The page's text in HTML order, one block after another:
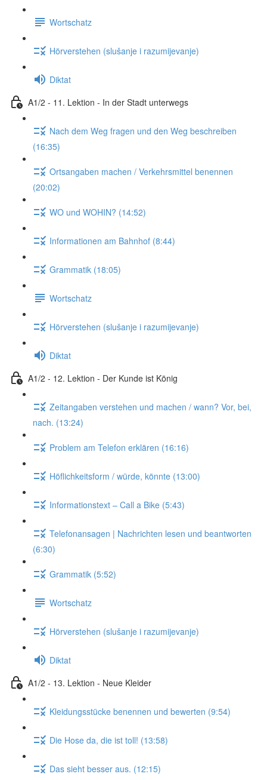
Wortschatz
Hörverstehen (slušanje i razumijevanje)
Diktat
A1/2 - 11. Lektion - In der Stadt unterwegs
Nach dem Weg fragen und den Weg beschreiben
(16:35)
Ortsangaben machen / Verkehrsmittel benennen
(20:02)
WO und WOHIN? (14:52)
Informationen am Bahnhof (8:44)
Grammatik (18:05)
Wortschatz
Hörverstehen (slušanje i razumijevanje)
Diktat
A1/2 - 12. Lektion - Der Kunde ist König
Zeitangaben verstehen und machen / wann? Vor, bei,
nach. (13:24)
Problem am Telefon erklären (16:16)
Höflichkeitsform / würde, könnte (13:00)
Informationstext – Call a Bike (5:43)
Telefonansagen | Nachrichten lesen und beantworten
(6:30)
Grammatik (5:52)
Wortschatz
Hörverstehen (slušanje i razumijevanje)
Diktat
A1/2 - 13. Lektion - Neue Kleider
Kleidungsstücke benennen und bewerten (9:54)
Die Hose da, die ist toll! (13:58)
Das sieht besser aus. (12:15)